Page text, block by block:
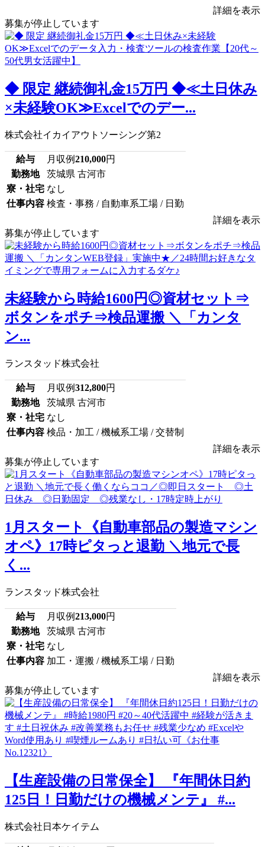
詳細を表示
募集が停止しています
◆ 限定 継続御礼金15万円 ◆≪土日休み
×未経験OK≫Excelでのデー...
株式会社イカイアウトソーシング第2
給与 月収例210,000円
勤務地
茨城県 古河市
寮・社宅 なし
仕事内容 検査・事務 / 自動車系工場 / 日勤
詳細を表示
募集が停止しています
未経験から時給1600円◎資材セット⇒
ボタンをポチ⇒検品運搬 ＼「カンタ
ン...
ランスタッド株式会社
給与 月収例312,800円
勤務地
茨城県 古河市
寮・社宅 なし
仕事内容 検品・加工 / 機械系工場 / 交替制
詳細を表示
募集が停止しています
1月スタート《自動車部品の製造マシン
オペ》17時ピタっと退勤 ＼地元で長
く...
ランスタッド株式会社
給与 月収例213,000円
勤務地
茨城県 古河市
寮・社宅 なし
仕事内容 加工・運搬 / 機械系工場 / 日勤
詳細を表示
募集が停止しています
【生産設備の日常保全】 『年間休日約
125日！日勤だけの機械メンテ』 #...
株式会社日本ケイテム